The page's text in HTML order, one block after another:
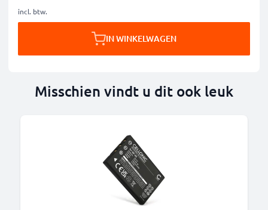
incl. btw.
IN WINKELWAGEN
Misschien vindt u dit ook leuk